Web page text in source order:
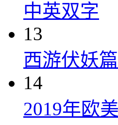
中英双字
13
西游伏妖
14
2019年欧